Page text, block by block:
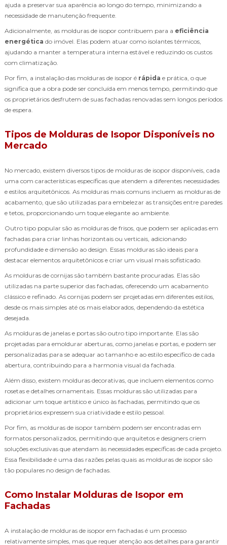
ajuda a preservar sua aparência ao longo do tempo, minimizando a
necessidade de manutenção frequente.
Adicionalmente, as molduras de isopor contribuem para a eficiência
energética do imóvel. Elas podem atuar como isolantes térmicos,
ajudando a manter a temperatura interna estável e reduzindo os custos
com climatização.
Por fim, a instalação das molduras de isopor é rápida e prática, o que
significa que a obra pode ser concluída em menos tempo, permitindo que
os proprietários desfrutem de suas fachadas renovadas sem longos períodos
de espera.
Tipos de Molduras de Isopor Disponíveis no
Mercado
No mercado, existem diversos tipos de molduras de isopor disponíveis, cada
uma com características específicas que atendem a diferentes necessidades
e estilos arquitetônicos. As molduras mais comuns incluem as molduras de
acabamento, que são utilizadas para embelezar as transições entre paredes
e tetos, proporcionando um toque elegante ao ambiente.
Outro tipo popular são as molduras de frisos, que podem ser aplicadas em
fachadas para criar linhas horizontais ou verticais, adicionando
profundidade e dimensão ao design. Essas molduras são ideais para
destacar elementos arquitetônicos e criar um visual mais sofisticado.
As molduras de cornijas são também bastante procuradas. Elas são
utilizadas na parte superior das fachadas, oferecendo um acabamento
clássico e refinado. As cornijas podem ser projetadas em diferentes estilos,
desde os mais simples até os mais elaborados, dependendo da estética
desejada.
As molduras de janelas e portas são outro tipo importante. Elas são
projetadas para emoldurar aberturas, como janelas e portas, e podem ser
personalizadas para se adequar ao tamanho e ao estilo específico de cada
abertura, contribuindo para a harmonia visual da fachada.
Além disso, existem molduras decorativas, que incluem elementos como
rosetas e detalhes ornamentais. Essas molduras são utilizadas para
adicionar um toque artístico e único às fachadas, permitindo que os
proprietários expressem sua criatividade e estilo pessoal.
Por fim, as molduras de isopor também podem ser encontradas em
formatos personalizados, permitindo que arquitetos e designers criem
soluções exclusivas que atendam às necessidades específicas de cada projeto.
Essa flexibilidade é uma das razões pelas quais as molduras de isopor são
tão populares no design de fachadas.
Como Instalar Molduras de Isopor em
Fachadas
A instalação de molduras de isopor em fachadas é um processo
relativamente simples, mas que requer atenção aos detalhes para garantir